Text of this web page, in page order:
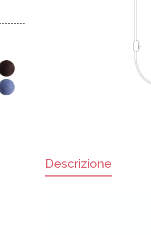
Descrizione